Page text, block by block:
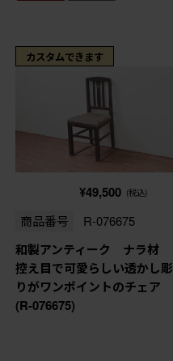
カスタムできます
¥49,500 (税込)
商品番号 R-076675
和製アンティーク ナラ材
控え目で可愛らしい透かし彫
りがワンポイントのチェア
(R-076675)